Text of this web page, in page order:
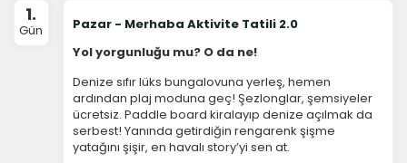
1.
Gün
Pazar - Merhaba Aktivite Tatili 2.0
Yol yorgunluğu mu? O da ne!
Denize sıfır lüks bungalovuna yerleş, hemen
ardından plaj moduna geç! Şezlonglar, şemsiyeler
ücretsiz. Paddle board kiralayıp denize açılmak da
serbest! Yanında getirdiğin rengarenk şişme
yatağını şişir, en havalı story’yi sen at.